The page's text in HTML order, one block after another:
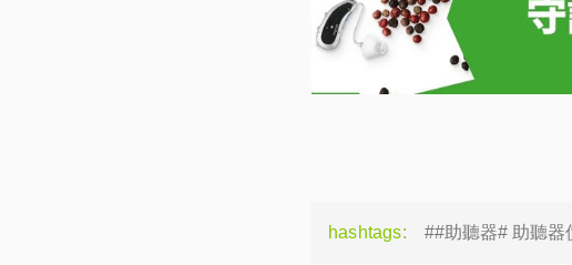
hashtags: ##助聽器# 助聽器